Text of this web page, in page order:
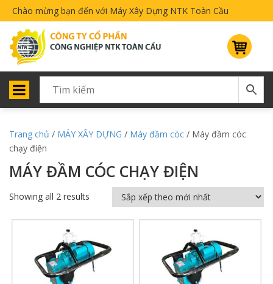
Chào mừng bạn đến với Máy Xây Dựng NTK Toàn Cầu
Trang chủ / MÁY XÂY DỰNG / Máy đầm cóc / Máy đầm cóc
chạy điện
MÁY ĐẦM CÓC CHẠY ĐIỆN
Showing all 2 results